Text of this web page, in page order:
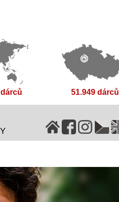
51.949 dárců